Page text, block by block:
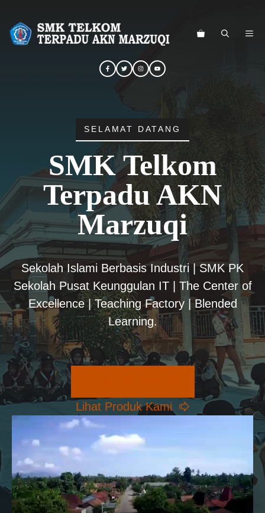
SELAMAT DATANG
SMK Telkom
Terpadu AKN
Marzuqi
Sekolah Islami Berbasis Industri | SMK PK
Sekolah Pusat Keunggulan IT | The Center of
Excellence | Teaching Factory | Blended
Learning.
Lihat Produk Kami